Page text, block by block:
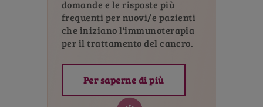
domande e le risposte più
frequenti per nuovi/e pazienti
che iniziano l'immunoterapia
per il trattamento del cancro.
Per saperne di più